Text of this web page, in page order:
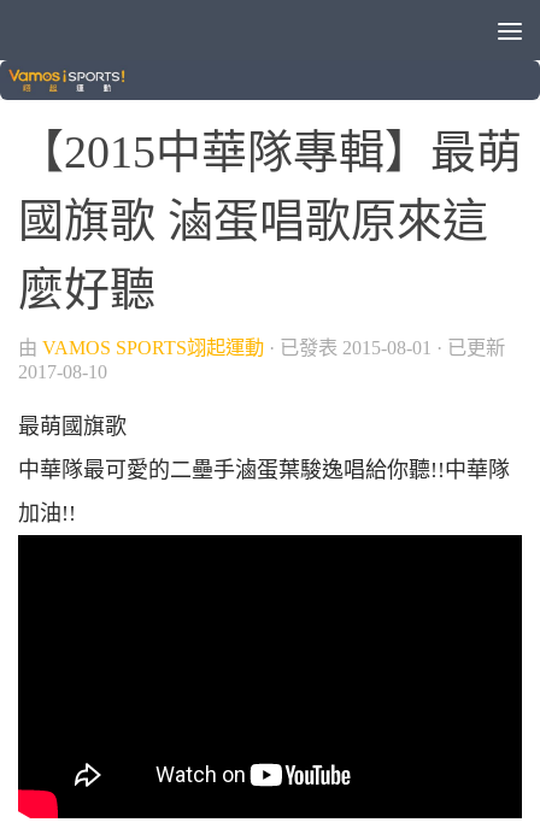
少棒 / 棒球
【2015中華隊專輯】最萌
國旗歌 滷蛋唱歌原來這
麼好聽
由 VAMOS SPORTS翊起運動 · 已發表 2015-08-01 · 已更新
2017-08-10
最萌國旗歌
中華隊最可愛的二壘手滷蛋葉駿逸唱給你聽!!中華隊
加油!!